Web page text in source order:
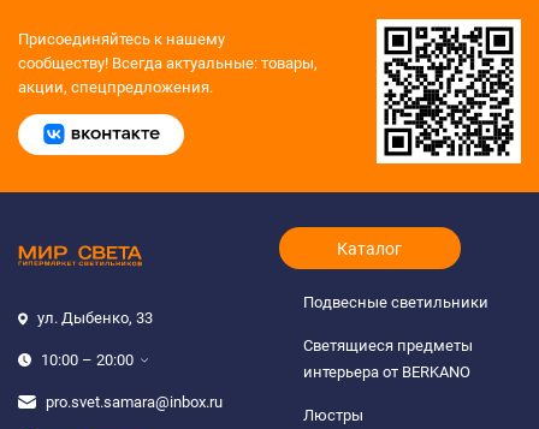
Присоединяйтесь к нашему
сообществу! Всегда актуальные: товары,
акции, спецпредложения.
ул. Дыбенко, 33
10:00 – 20:00
pro.svet.samara@inbox.ru
Каталог
Подвесные светильники
Светящиеся предметы
интерьера от BERKANO
Люстры